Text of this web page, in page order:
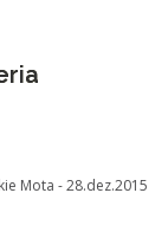
Mota -28.dez.2015